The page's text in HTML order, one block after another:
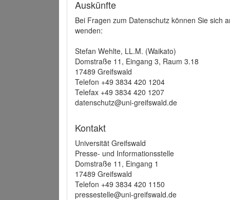
Auskünfte
Bei Fragen zum Datenschutz können Sie sich
wenden:
Stefan Wehlte, LL.M. (Waikato)
Domstraße 11, Eingang 3, Raum 3.18
17489 Greifswald
Telefon +49 3834 420 1204
Telefax +49 3834 420 1207
datenschutz@uni-greifswald.de
Kontakt
Universität Greifswald
Presse- und Informationsstelle
Domstraße 11, Eingang 1
17489 Greifswald
Telefon +49 3834 420 1150
pressestelle@uni-greifswald.de